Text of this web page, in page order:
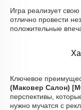
Игра реализует
отлично провести
положительные
Ключевое
(Маковер Салон)
перспективы,
нужно мучатся с